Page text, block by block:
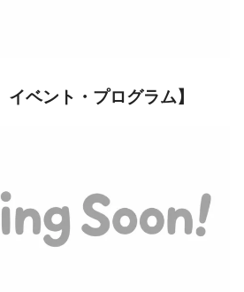
イベント・プログラム】